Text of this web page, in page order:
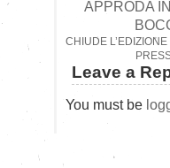
APPRODA
CHIUDE
Leave a
You must be